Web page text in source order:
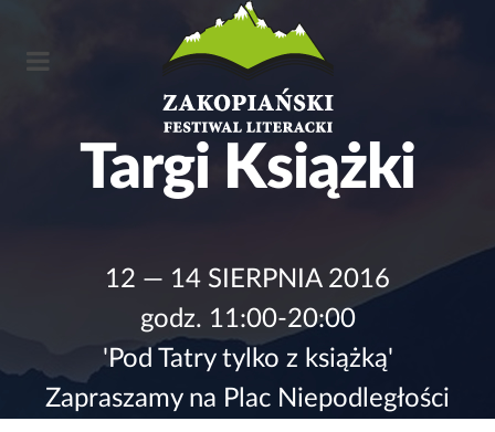
Targi Książki
12 — 14 SIERPNIA 2016
godz. 11:00-20:00
'Pod Tatry tylko z książką'
Zapraszamy na Plac Niepodległości